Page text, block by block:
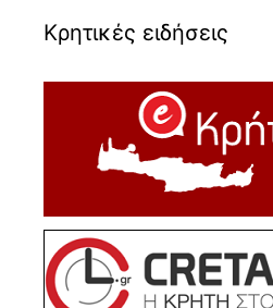
Κρητικές ειδήσεις